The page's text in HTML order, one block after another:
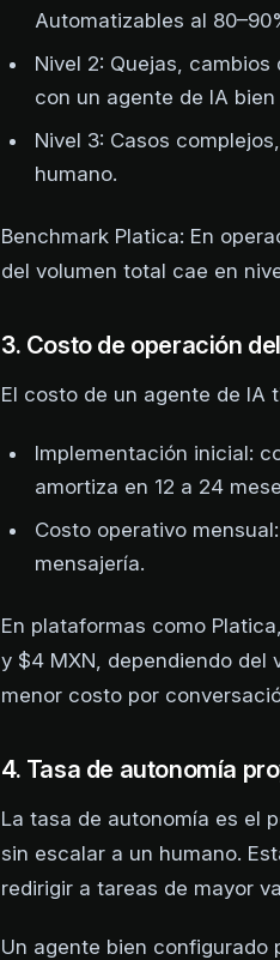
Automatizables al
Nivel 2: Quejas,
con un agente de IA
Nivel 3: Casos
humano.
Benchmark Platica: En
del volumen total cae en
3. Costo de operación
El costo de un agente de IA
Implementación inicial:
amortiza en 12 a 24
Costo operativo
mensajería.
En plataformas como
y $4 MXN, dependiendo del
menor costo por
4. Tasa de autonomía
La tasa de autonomía es el
sin escalar a un humano.
redirigir a tareas de mayor
Un agente bien configurado